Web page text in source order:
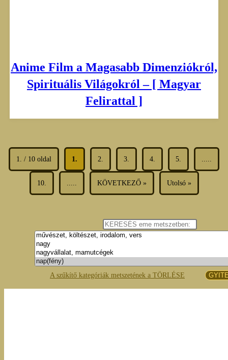
Anime Film a Magasabb Dimenziókról,
Spirituális Világokról – [ Magyar
Felirattal ]
1. / 10 oldal 1. 2. 3. 4. 5.
10. KÖVETKEZŐ » Utolsó »
A szűkítő kategóriák metszetének a TÖRLÉSE